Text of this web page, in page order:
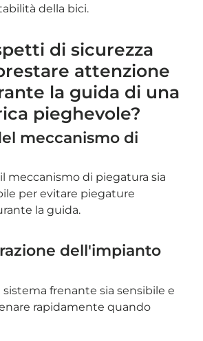
della bici.
di sicurezza
attenzione
la guida di una
pieghevole?
meccanismo di
meccanismo di piegatura sia
per evitare piegature
la guida.
dell'impianto
sistema frenante sia sensibile e
rapidamente quando